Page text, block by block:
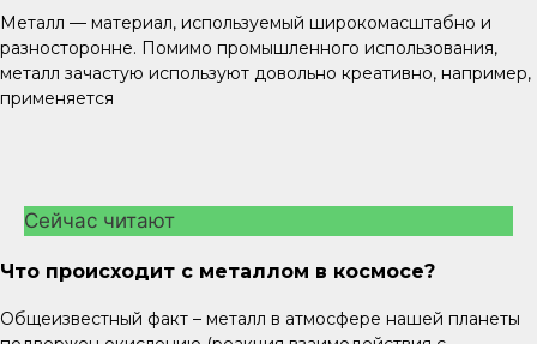
Металл — материал, используемый широкомасштабно и
разносторонне. Помимо промышленного использования,
металл зачастую используют довольно креативно, например,
применяется
Сейчас читают
Что происходит с металлом в космосе?
Общеизвестный факт – металл в атмосфере нашей планеты